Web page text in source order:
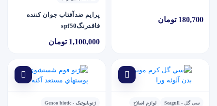
180,700 تومان
پرايم ضدآفتاب جوان کننده
فاقدرنگspf50
1,100,000 تومان
سی گل - Seagull
لوازم اصلاح
ژنوبایوتیک - Genoo biotic